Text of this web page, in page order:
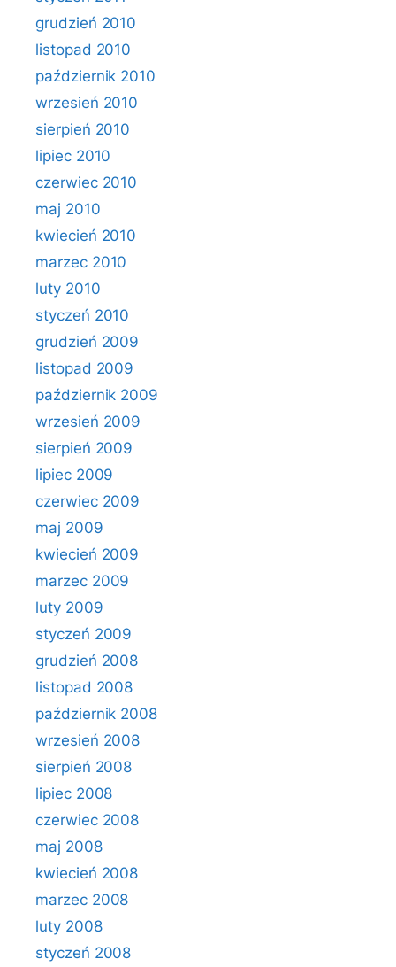
grudzień 2010
listopad 2010
październik 2010
wrzesień 2010
sierpień 2010
lipiec 2010
czerwiec 2010
maj 2010
kwiecień 2010
marzec 2010
luty 2010
styczeń 2010
grudzień 2009
listopad 2009
październik 2009
wrzesień 2009
sierpień 2009
lipiec 2009
czerwiec 2009
maj 2009
kwiecień 2009
marzec 2009
luty 2009
styczeń 2009
grudzień 2008
listopad 2008
październik 2008
wrzesień 2008
sierpień 2008
lipiec 2008
czerwiec 2008
maj 2008
kwiecień 2008
marzec 2008
luty 2008
styczeń 2008